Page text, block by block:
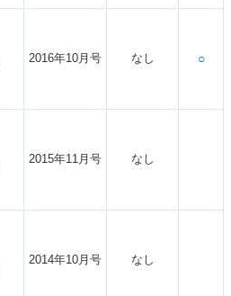
2016年10月号 なし ○
2015年11月号 なし
2014年10月号 なし